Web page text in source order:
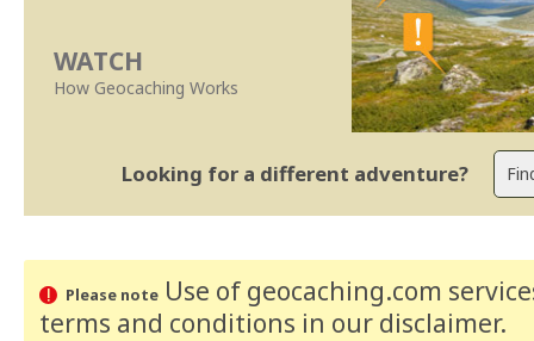
WATCH
How Geocaching Works
Looking for a different adventure?
Please noteUse of geocaching.com
terms and conditions in our disclaimer.